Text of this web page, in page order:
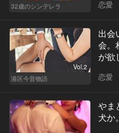
32歳のシンデレラ
恋愛
Vol.2
港区今昔物語
出会
会。
が欲
恋愛
やま
犬か